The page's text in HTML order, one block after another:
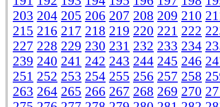
203 204 205 206 207 208 209 210
215 216 217 218 219 220 221 222
227 228 229 230 231 232 233 234
239 240 241 242 243 244 245 246
251 252 253 254 255 256 257 258
263 264 265 266 267 268 269 270